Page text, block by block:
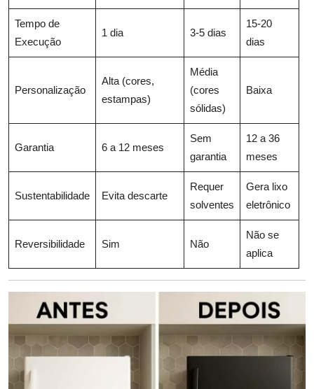
Tempo de
Execução
1 dia 3-5 dias
15-20
dias
Personalização
Alta (cores,
estampas)
Média
(cores
sólidas)
Baixa
Garantia 6 a 12 meses
Sem
garantia
12 a 36
meses
Sustentabilidade Evita descarte
Requer
solventes
Gera lixo
eletrônico
Reversibilidade Sim Não
Não se
aplica